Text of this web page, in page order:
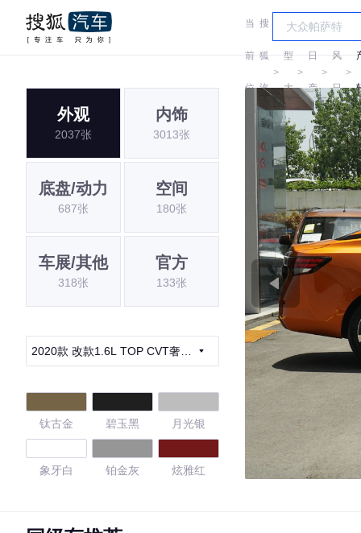
当
前
位
搜
狐
汽
车
＞
车
型
大
全
＞
日
产
＞
东
风
日
产
＞
外观
2037张
内饰
3013张
底盘/动力
687张
空间
180张
车展/其他
318张
官方
133张
2020款 改款1.6L TOP CVT奢享
钛古金 碧玉黑 月光银
象牙白 铂金灰 炫雅红